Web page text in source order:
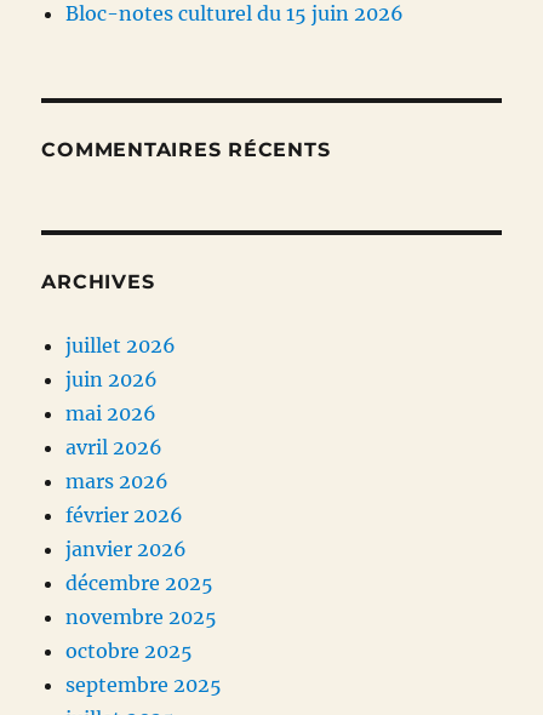
Bloc-notes culturel du 15 juin 2026
COMMENTAIRES RÉCENTS
ARCHIVES
juillet 2026
juin 2026
mai 2026
avril 2026
mars 2026
février 2026
janvier 2026
décembre 2025
novembre 2025
octobre 2025
septembre 2025